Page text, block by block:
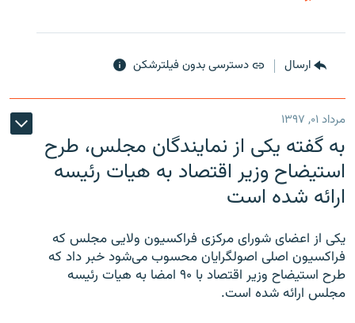
ارسال دسترسی بدون فیلترشکن
مرداد ۰۱, ۱۳۹۷
به گفته یکی از نمایندگان مجلس، طرح
استیضاح وزیر اقتصاد به هیات رئیسه
ارائه شده است
یکی از اعضای شورای مرکزی فراکسیون ولایی مجلس که
فراکسیون اصلی اصولگرایان محسوب می‌شود خبر داد که
طرح استیضاح وزیر اقتصاد با ۹۰ امضا به هیات رئیسه
مجلس ارائه شده است.